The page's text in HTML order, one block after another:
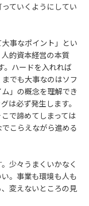
ていくようにしてい
事なポイント」とい
的資本経営の本質
。ハードを入れれば
でも大事なのはソフ
」の概念を理解でき
は必ず発生します。
で諦めてしまっては
こらえながら進める
少々うまくいかなく
。事業も環境も人も
変えないところの見